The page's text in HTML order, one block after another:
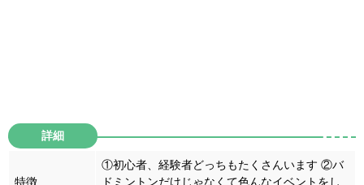
詳細
特徴
①初心者、経験者どっちもたくさんいます ②バ
ドミントンだけじゃなくて色んなイベントをし